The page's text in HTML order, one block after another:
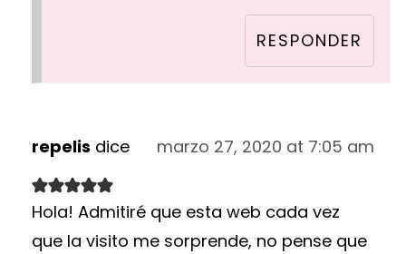
RESPONDER
repelis dice marzo 27, 2020 at 7:05 am
Hola! Admitiré que esta web cada vez
que la visito me sorprende, no pense que